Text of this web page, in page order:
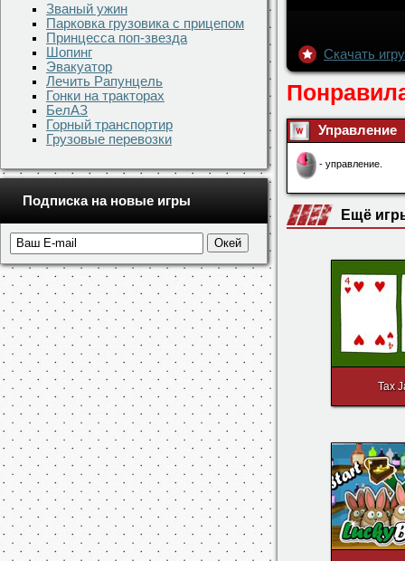
Званый ужин
Парковка грузовика с прицепом
Принцесса поп-звезда
Шопинг
Эвакуатор
Лечить Рапунцель
Гонки на тракторах
БелАЗ
Горный транспортир
Грузовые перевозки
Подписка на новые игры
Скачать
Управление
- управление.
Ещё
Tax